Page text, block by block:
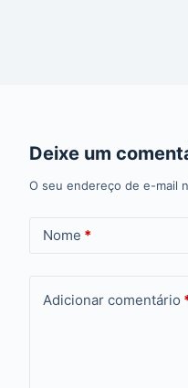
Deixe um
O seu endereço de e-mail
Nome *
Adicionar comentário